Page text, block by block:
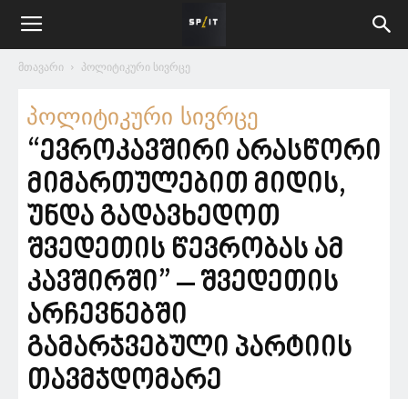
მთავარი პოლიტიკური სივრცე
პოლიტიკური სივრცე
“ევროკავშირი არასწორი
მიმართულებით მიდის,
უნდა გადავხედოთ
შვედეთის წევრობას ამ
კავშირში” – შვედეთის
არჩევნებში
გამარჯვებული პარტიის
თავმჯდომარე